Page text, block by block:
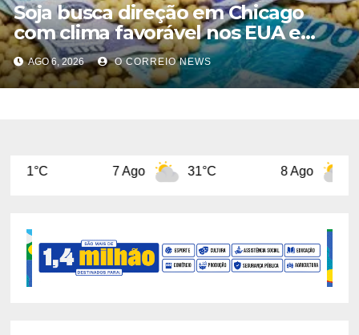
Soja busca direção em Chicago
com clima favorável nos EUA e
tensão geopolítica limitando novas
baixas
AGO 6, 2026 O CORREIO NEWS
7 Ago 31°C 8 Ago 31°C